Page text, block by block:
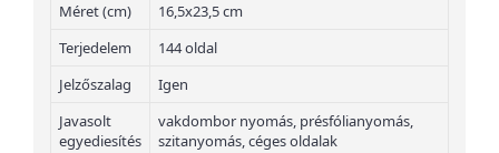
Méret (cm)
16,5x23,5 cm
Terjedelem
144 oldal
Jelzőszalag
Igen
Javasolt
egyediesítés
vakdombor nyomás, présfólianyomás,
szitanyomás, céges oldalak